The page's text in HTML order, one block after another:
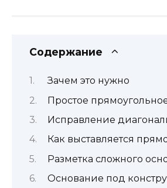
Содержание
Зачем это нужно
Простое
Исправление
Как выставляется
Разметка сложного
Основание под